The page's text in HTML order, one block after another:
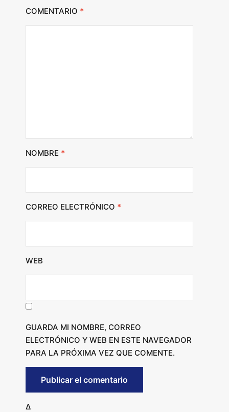
COMENTARIO *
NOMBRE *
CORREO ELECTRÓNICO *
WEB
GUARDA MI NOMBRE, CORREO
ELECTRÓNICO Y WEB EN ESTE NAVEGADOR
PARA LA PRÓXIMA VEZ QUE COMENTE.
Δ